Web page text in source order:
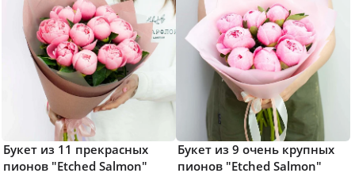
Букет из 11 прекрасных
пионов "Etched Salmon"
Букет из 9 очень крупных
пионов "Etched Salmon"